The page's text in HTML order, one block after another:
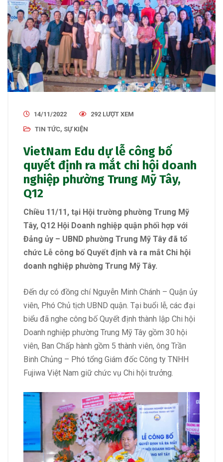
14/11/2022
292 LƯỢT XEM
TIN TỨC, SỰ KIỆN
VietNam Edu dự lễ công bố
quyết định ra mắt chi hội doanh
nghiệp phường Trung Mỹ Tây,
Q12
Chiều 11/11, tại Hội trường phường Trung Mỹ
Tây, Q12 Hội Doanh nghiệp quận phối hợp với
Đảng ủy – UBND phường Trung Mỹ Tây đã tổ
chức Lễ công bố Quyết định và ra mắt Chi hội
doanh nghiệp phường Trung Mỹ Tây.
Đến dự có đồng chí Nguyễn Minh Chánh – Quận ủy
viên, Phó Chủ tịch UBND quận. Tại buổi lễ, các đại
biểu đã nghe công bố Quyết định thành lập Chi hội
Doanh nghiệp phường Trung Mỹ Tây gồm 30 hội
viên, Ban Chấp hành gồm 5 thành viên, ông Trần
Binh Chủng – Phó tổng Giám đốc Công ty TNHH
Fujiwa Việt Nam giữ chức vụ Chi hội trưởng.